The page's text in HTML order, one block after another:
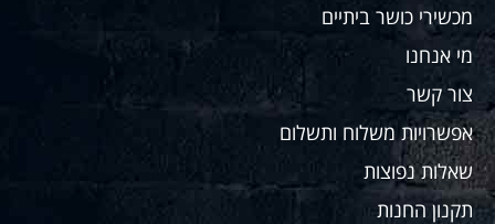
מכשירי כושר ביתיים
מי אנחנו
צור קשר
אפשרויות משלוח ותשלום
שאלות נפוצות
תקנון החנות